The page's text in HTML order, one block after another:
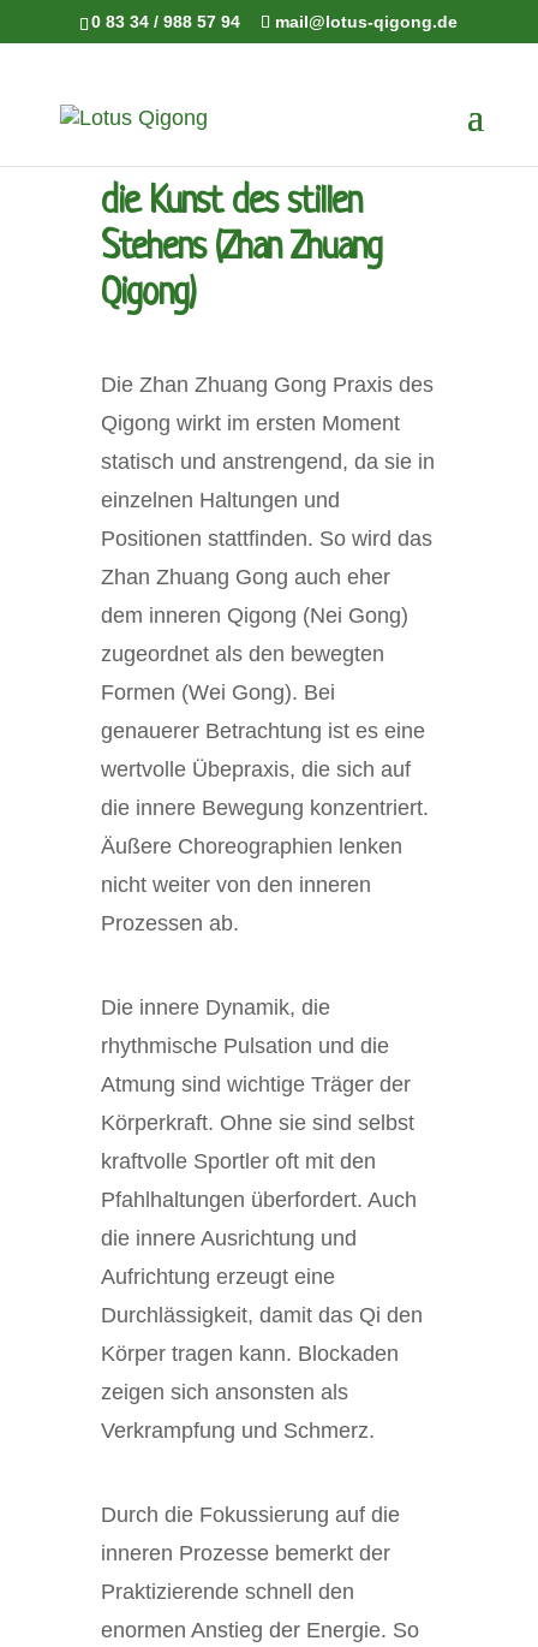
0 83 34 / 988 57 94 mail@lotus-qigong.de
die Kunst des stillen
Stehens (Zhan Zhuang
Qigong)
Die Zhan Zhuang Gong Praxis des
Qigong wirkt im ersten Moment
statisch und anstrengend, da sie in
einzelnen Haltungen und
Positionen stattfinden. So wird das
Zhan Zhuang Gong auch eher
dem inneren Qigong (Nei Gong)
zugeordnet als den bewegten
Formen (Wei Gong). Bei
genauerer Betrachtung ist es eine
wertvolle Übepraxis, die sich auf
die innere Bewegung konzentriert.
Äußere Choreographien lenken
nicht weiter von den inneren
Prozessen ab.
Die innere Dynamik, die
rhythmische Pulsation und die
Atmung sind wichtige Träger der
Körperkraft. Ohne sie sind selbst
kraftvolle Sportler oft mit den
Pfahlhaltungen überfordert. Auch
die innere Ausrichtung und
Aufrichtung erzeugt eine
Durchlässigkeit, damit das Qi den
Körper tragen kann. Blockaden
zeigen sich ansonsten als
Verkrampfung und Schmerz.
Durch die Fokussierung auf die
inneren Prozesse bemerkt der
Praktizierende schnell den
enormen Anstieg der Energie. So